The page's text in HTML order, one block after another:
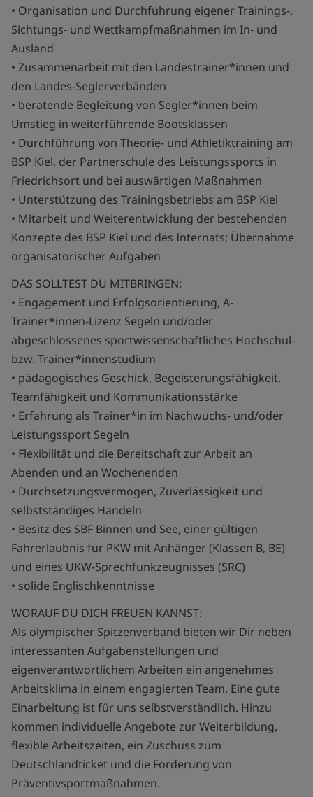
• Organisation und Durchführung eigener Trainings-,
Sichtungs- und Wettkampfmaßnahmen im In- und
Ausland
• Zusammenarbeit mit den Landestrainer*innen und
den Landes-Seglerverbänden
• beratende Begleitung von Segler*innen beim
Umstieg in weiterführende Bootsklassen
• Durchführung von Theorie- und Athletiktraining am
BSP Kiel, der Partnerschule des Leistungssports in
Friedrichsort und bei auswärtigen Maßnahmen
• Unterstützung des Trainingsbetriebs am BSP Kiel
• Mitarbeit und Weiterentwicklung der bestehenden
Konzepte des BSP Kiel und des Internats; Übernahme
organisatorischer Aufgaben
DAS SOLLTEST DU MITBRINGEN:
• Engagement und Erfolgsorientierung, A-
Trainer*innen-Lizenz Segeln und/oder
abgeschlossenes sportwissenschaftliches Hochschul-
bzw. Trainer*innenstudium
• pädagogisches Geschick, Begeisterungsfähigkeit,
Teamfähigkeit und Kommunikationsstärke
• Erfahrung als Trainer*in im Nachwuchs- und/oder
Leistungssport Segeln
• Flexibilität und die Bereitschaft zur Arbeit an
Abenden und an Wochenenden
• Durchsetzungsvermögen, Zuverlässigkeit und
selbstständiges Handeln
• Besitz des SBF Binnen und See, einer gültigen
Fahrerlaubnis für PKW mit Anhänger (Klassen B, BE)
und eines UKW-Sprechfunkzeugnisses (SRC)
• solide Englischkenntnisse
WORAUF DU DICH FREUEN KANNST:
Als olympischer Spitzenverband bieten wir Dir neben
interessanten Aufgabenstellungen und
eigenverantwortlichem Arbeiten ein angenehmes
Arbeitsklima in einem engagierten Team. Eine gute
Einarbeitung ist für uns selbstverständlich. Hinzu
kommen individuelle Angebote zur Weiterbildung,
flexible Arbeitszeiten, ein Zuschuss zum
Deutschlandticket und die Förderung von
Präventivsportmaßnahmen.